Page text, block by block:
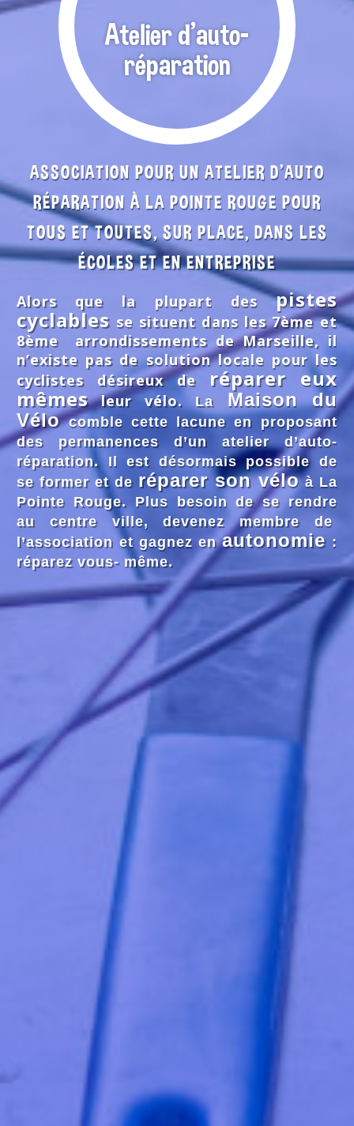
Atelier d'auto-
réparation
ASSOCIATION POUR UN ATELIER D'AUTO
RÉPARATION À LA POINTE ROUGE POUR
TOUS ET TOUTES, SUR PLACE, DANS LES
ÉCOLES ET EN ENTREPRISE
Alors que la plupart despistes
cyclables se situent dans les 7ème et
8ème arrondissements de Marseille, il
n’existe pas de solution locale pour les
cyclistes désireux de réparer eux
mêmesleur vélo. LaMaison du
Vélocomble cette lacune en proposant
des permanences d’un atelier d’auto-
réparation. Il est désormais possible de
se former et de réparer son véloà La
Pointe Rouge. Plus besoin de se rendre
au centre ville, devenez membre de
l’association et gagnez enautonomie:
réparez vous- même.